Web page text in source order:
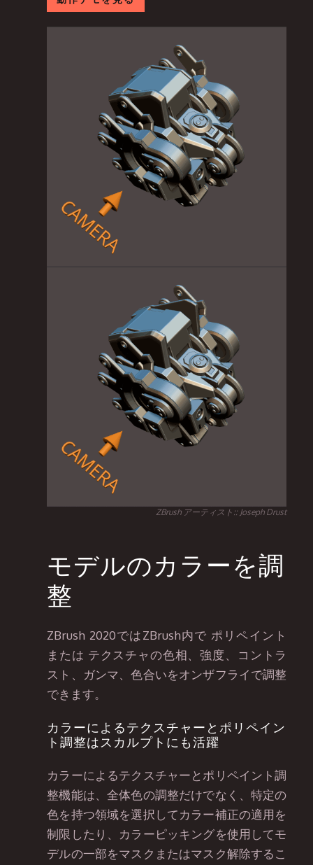
ZBrush アーティスト:: Joseph Drust
モデルのカラーを調
整
ZBrush 2020ではZBrush内で ポリペイント
または テクスチャの色相、強度、コントラ
スト、ガンマ、色合いをオンザフライで調整
できます。
カラーによるテクスチャーとポリペイン
ト調整はスカルプトにも活躍
カラーによるテクスチャーとポリペイント調
整機能は、全体色の調整だけでなく、特定の
色を持つ領域を選択してカラー補正の適用を
制限したり、カラーピッキングを使用してモ
デルの一部をマスクまたはマスク解除するこ